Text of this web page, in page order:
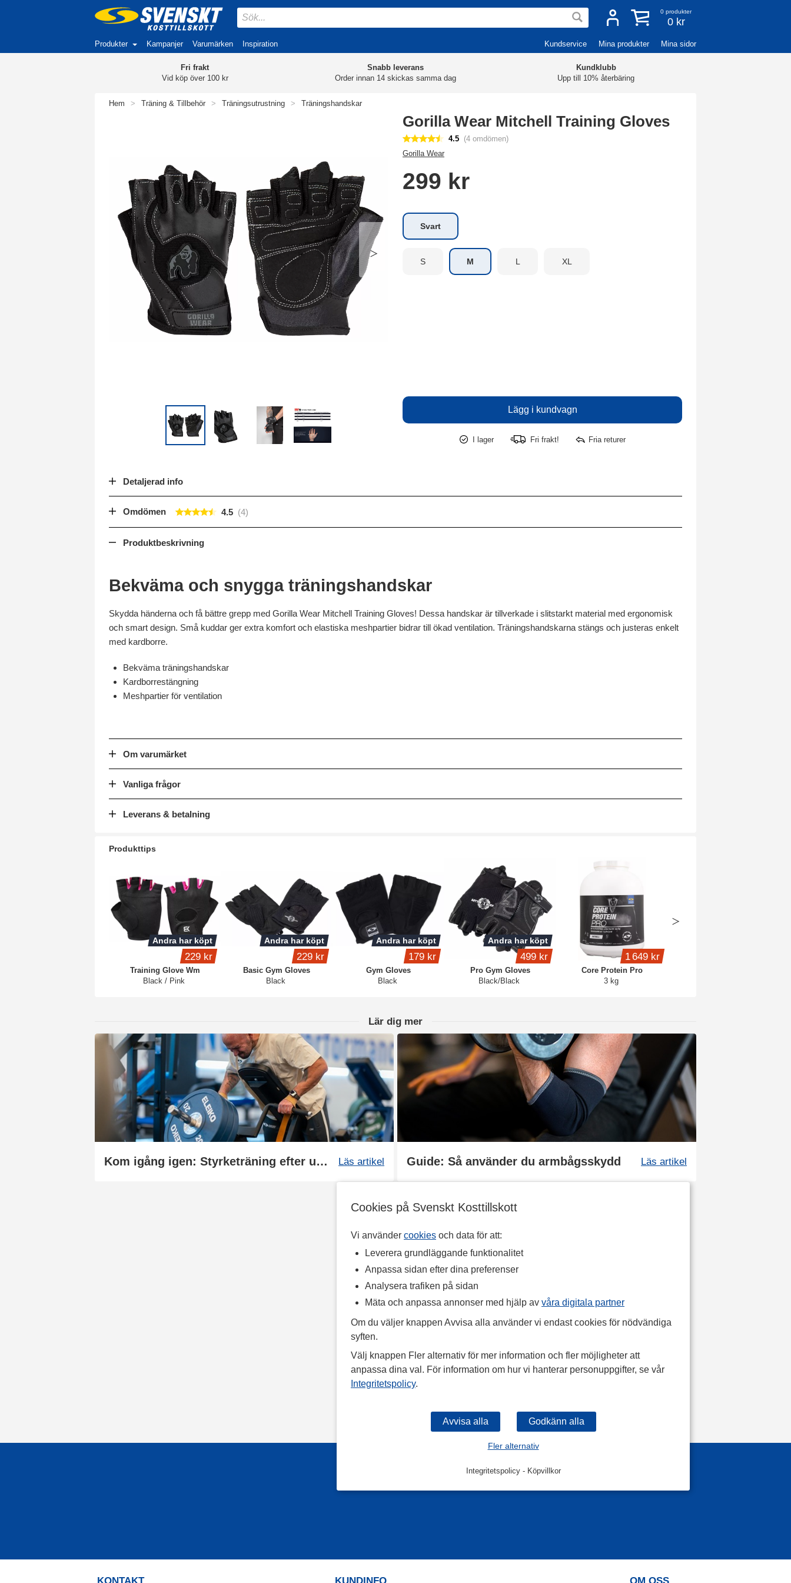
Cookies på Svenskt Kosttillskott
Vi använder cookies och data för att:
Leverera grundläggande funktionalitet
Anpassa sidan efter dina preferenser
Analysera trafiken på sidan
Mäta och anpassa annonser med hjälp av våra digitala partner
Om du väljer knappen Avvisa alla använder vi endast cookies för nödvändiga
syften.
Välj knappen Fler alternativ för mer information och fler möjligheter att
anpassa dina val. För information om hur vi hanterar personuppgifter, se vår
Integritetspolicy.
Fler alternativ
Integritetspolicy- Köpvillkor
0 produkter
0 kr
Produkter Kampanjer Varumärken Inspiration Kundservice Mina produkter Mina sidor
Fri frakt
Vid köp över 100 kr
Snabb leverans
Order innan 14 skickas samma dag
Kundklubb
Upp till 10% återbäring
Hem > Träning & Tillbehör > Träningsutrustning > Träningshandskar
Gorilla Wear Mitchell Training Gloves
4.5 (4 omdömen)
Gorilla Wear
299 kr
Svart
S M L XL
I lager Fri frakt! Fria returer
Detaljerad info
Omdömen 4.5
Produktbeskrivning
Bekväma och snygga träningshandskar
Skydda händerna och få bättre grepp med Gorilla Wear Mitchell Training Gloves! Dessa handskar är tillverkade i slitstarkt material med ergonomisk
och smart design. Små kuddar ger extra komfort och elastiska meshpartier bidrar till ökad ventilation. Träningshandskarna stängs och justeras enkelt
med kardborre.
Bekväma träningshandskar
Kardborrestängning
Meshpartier för ventilation
Om varumärket
Vanliga frågor
Leverans & betalning
Produkttips
Training Glove Wm
Black / Pink
Andra har köpt
229 kr
Basic Gym Gloves
Black
Andra har köpt
229 kr
Gym Gloves
Black
Andra har köpt
179 kr
Pro Gym Gloves
Black/Black
Andra har köpt
499 kr
Core Protein Pro
3 kg
1 649 kr
Lär dig mer
Kom igång igen: Styrketräning efter uppehåll Läs artikel Guide: Så använder du armbågsskydd Läs artikel